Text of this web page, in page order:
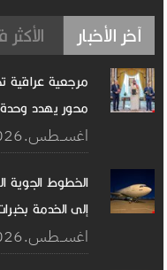
آخر الأخبار الأكثر
مرجعية عراقية
محور يهدد وحدة
08 اغســطس.2026 - 3:16
إلى الخدمة
08 اغســطس.2026 - 3:15